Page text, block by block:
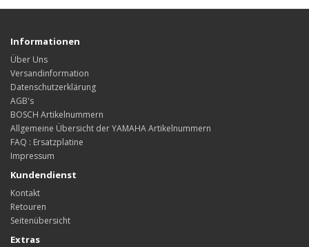
Informationen
Über Uns
Versandinformation
Datenschutzerklärung
AGB's
BOSCH Artikelnummern
Allgemeine Übersicht der YAMAHA Artikelnummern
FAQ : Ersatzplatine
Impressum
Kundendienst
Kontakt
Retouren
Seitenübersicht
Extras